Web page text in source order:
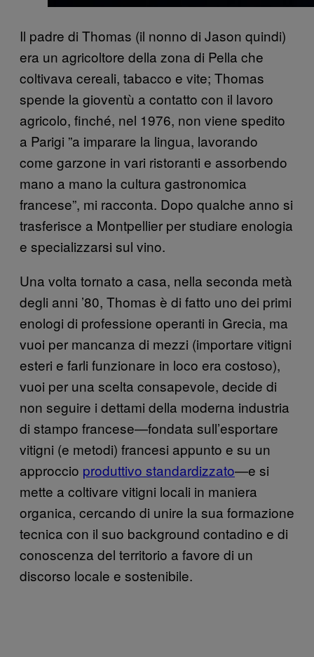
Il padre di Thomas (il nonno di Jason quindi)
era un agricoltore della zona di Pella che
coltivava cereali, tabacco e vite; Thomas
spende la gioventù a contatto con il lavoro
agricolo, finché, nel 1976, non viene spedito
a Parigi ”a imparare la lingua, lavorando
come garzone in vari ristoranti e assorbendo
mano a mano la cultura gastronomica
francese”, mi racconta. Dopo qualche anno si
trasferisce a Montpellier per studiare enologia
e specializzarsi sul vino.
Una volta tornato a casa, nella seconda metà
degli anni ’80, Thomas è di fatto uno dei primi
enologi di professione operanti in Grecia, ma
vuoi per mancanza di mezzi (importare vitigni
esteri e farli funzionare in loco era costoso),
vuoi per una scelta consapevole, decide di
non seguire i dettami della moderna industria
di stampo francese—fondata sull’esportare
vitigni (e metodi) francesi appunto e su un
approccio produttivo standardizzato—e si
mette a coltivare vitigni locali in maniera
organica, cercando di unire la sua formazione
tecnica con il suo background contadino e di
conoscenza del territorio a favore di un
discorso locale e sostenibile.